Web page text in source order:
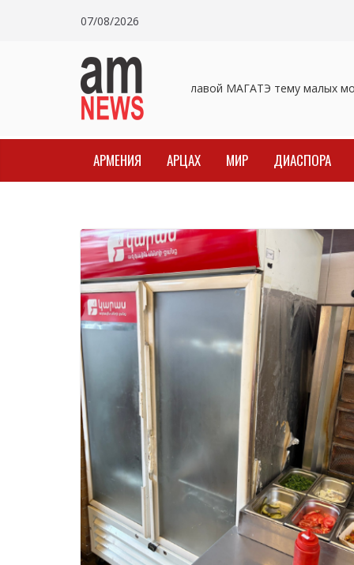
07/08/2026
Пашинян обсудил с главой МАГАТЭ тему малых
АРМЕНИЯ АРЦАХ МИР ДИАСПОРА